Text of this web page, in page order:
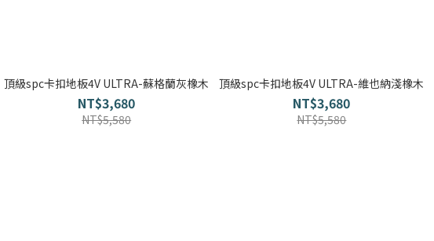
頂級spc卡扣地板4V ULTRA-蘇格蘭灰橡木
NT$3,680
NT$5,580
頂級spc卡扣地板4V ULTRA-維也納淺橡木
NT$3,680
NT$5,580